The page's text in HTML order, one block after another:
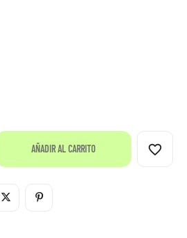
AÑADIR AL CARRITO favorite_border